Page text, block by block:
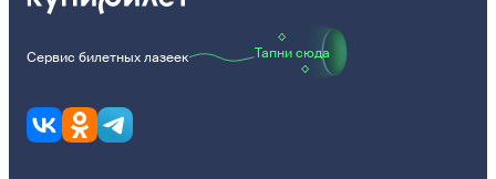
Сервис билетных лазеек Тапни сюда